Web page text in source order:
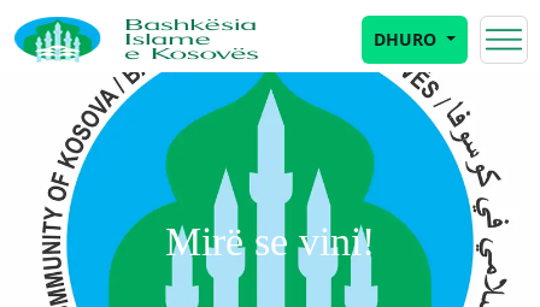
DHURO
Mirë se vini!